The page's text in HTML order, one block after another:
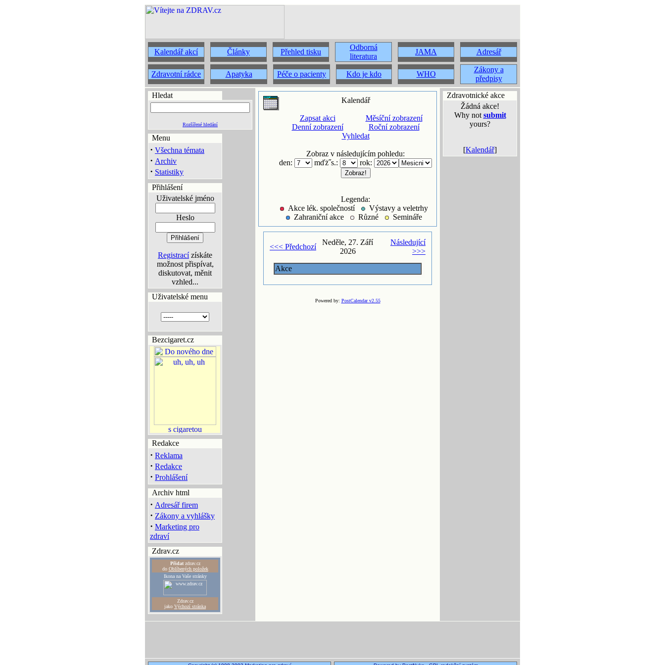
Kalendář akcí Články Přehled tisku
Odborná
literatura
JAMA Adresář
Zdravotní rádce Apatyka Péče o pacienty Kdo je kdo WHO
Zákony a
předpisy
Hledat
Rozšířené hledání
Menu
· Všechna témata
· Archiv
· Statistiky
Přihlášení
Uživatelské jméno
Heslo
Registracízískáte
možnost přispívat,
diskutovat, měnit
vzhled...
Uživatelské menu
Bezcigaret.cz
Redakce
· Reklama
· Redakce
· Prohlášení
Archiv html
· Adresář firem
· Zákony a vyhlášky
· Marketing pro
zdraví
Zdrav.cz
Přidatzdrav.cz
do Oblíbených položek
Ikona na Vaše stránky
Zdrav.cz
jako Výchozí stránka
Kalendář
Zapsat akci
Denní zobrazení
Měsíční zobrazení
Roční zobrazení
Vyhledat
Zobraz v následujícím pohledu:
den:
mďż˝s.: rok:
Legenda:
Akce lék. společností
Výstavy a veletrhy
Zahraniční akce
Různé Semináře
<<< Předchozí
Neděle, 27. Září
2026
Následující
>>>
Akce
Powered by: PostCalendar v2.55
Zdravotnické akce
Žádná akce!
Why not submit
yours?
[Kalendář]